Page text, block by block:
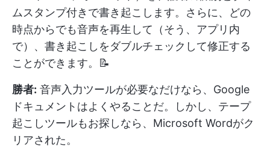
ムスタンプ付きで書き起こします。さらに、どの
時点からでも音声を再生して（そう、アプリ内
で）、書き起こしをダブルチェックして修正する
ことができます。📝
勝者: 音声入力ツールが必要なだけなら、Google
ドキュメントはよくやることだ。しかし、テープ
起こしツールもお探しなら、Microsoft Wordがク
リアされた。